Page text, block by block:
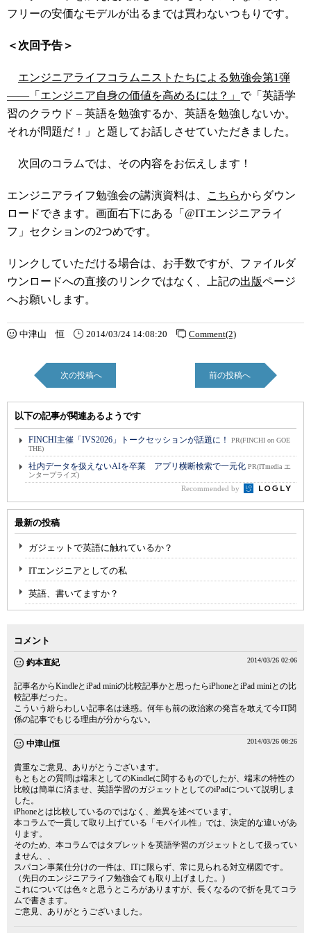
フリーの安価なモデルが出るまでは買わないつもりです。
＜次回予告＞
エンジニアライフコラムニストたちによる勉強会第1弾
――「エンジニア自身の価値を高めるには？」 で「英語学
習のクラウド – 英語を勉強するか、英語を勉強しないか。
それが問題だ！」と題してお話しさせていただきました。
次回のコラムでは、その内容をお伝えします！
エンジニアライフ勉強会の講演資料は、 こちらからダウン
ロードできます。画面右下にある「@ITエンジニアライ
フ」セクションの2つめです。
リンクしていただける場合は、お手数ですが、ファイルダ
ウンロードへの直接のリンクではなく、上記の出版ページ
へお願いします。
中津山 恒 2014/03/24 14:08:20 Comment(2)
次の投稿へ 前の投稿へ
以下の記事が関連あるようです
FINCHI主催「IVS2026」トークセッションが話題に！
PR(FINCHI on GOE
THE)
社内データを扱えないAIを卒業 アプリ横断検索で一元化 PR(ITmedia エ
ンタープライズ)
Recommended by
最新の投稿
ガジェットで英語に触れているか？
ITエンジニアとしての私
英語、書いてますか？
コメント
釣本直紀 2014/03/26 02:06
記事名からKindleとiPad miniの比較記事かと思ったらiPhoneとiPad miniとの比
較記事だった。
こういう紛らわしい記事名は迷惑。何年も前の政治家の発言を敢えて今IT関
係の記事でもじる理由が分からない。
中津山恒 2014/03/26 08:26
貴重なご意見、ありがとうございます。
もともとの質問は端末としてのKindleに関するものでしたが、端末の特性の
比較は簡単に済ませ、英語学習のガジェットとしてのiPadについて説明しま
した。
iPhoneとは比較しているのではなく、差異を述べています。
本コラムで一貫して取り上げている「モバイル性」では、決定的な違いがあ
ります。
そのため、本コラムではタブレットを英語学習のガジェットとして扱ってい
ません、、
スパコン事業仕分けの一件は、ITに限らず、常に見られる対立構図です。
（先日のエンジニアライフ勉強会ても取り上げました。)
これについては色々と思うところがありますが、長くなるので折を見てコラ
ムで書きます。
ご意見、ありがとうございました。